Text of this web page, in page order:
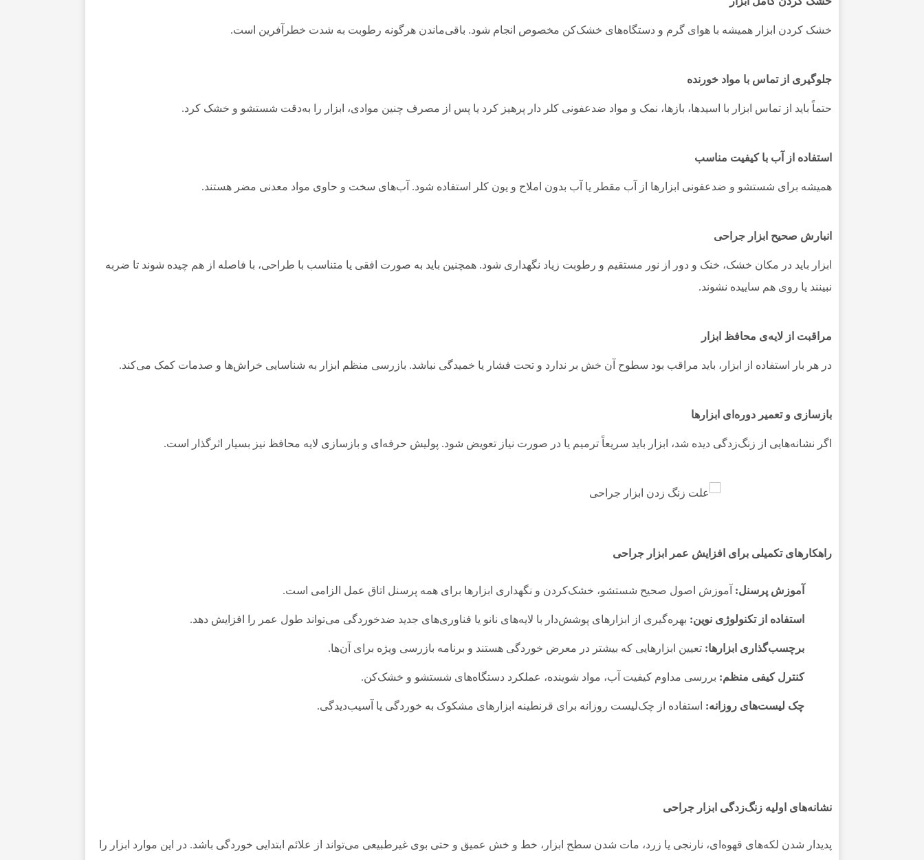
خشک کردن ابزار همیشه با هوای گرم و دستگاه‌های خشک‌کن مخصوص انجام شود. باقی‌ماندن هرگونه رطوبت به شدت خطرآفرین است.
جلوگیری از تماس با مواد خورنده
حتماً باید از تماس ابزار با اسیدها، بازها، نمک و مواد ضدعفونی کلر دار پرهیز کرد یا پس از مصرف چنین موادی، ابزار را به‌دقت شستشو و خشک کرد.
استفاده از آب با کیفیت مناسب
همیشه برای شستشو و ضدعفونی ابزارها از آب مقطر یا آب بدون املاح و یون کلر استفاده شود. آب‌های سخت و حاوی مواد معدنی مضر هستند.
انبارش صحیح ابزار جراحی
ابزار باید در مکان خشک، خنک و دور از نور مستقیم و رطوبت زیاد نگهداری شود. همچنین باید به صورت افقی یا متناسب با طراحی، با فاصله از هم چیده شوند تا ضربه
نبینند یا روی هم ساییده نشوند.
مراقبت از لایه‌ی محافظ ابزار
در هر بار استفاده از ابزار، باید مراقب بود سطوح آن خش بر ندارد و تحت فشار یا خمیدگی نباشد. بازرسی منظم ابزار به شناسایی خراش‌ها و صدمات کمک می‌کند.
بازسازی و تعمیر دوره‌ای ابزارها
اگر نشانه‌هایی از زنگ‌زدگی دیده شد، ابزار باید سریعاً ترمیم یا در صورت نیاز تعویض شود. پولیش حرفه‌ای و بازسازی لایه محافظ نیز بسیار اثرگذار است.
راهکارهای تکمیلی برای افزایش عمر ابزار جراحی
آموزش پرسنل: آموزش اصول صحیح شستشو، خشک‌کردن و نگهداری ابزارها برای همه پرسنل اتاق عمل الزامی است.
استفاده از تکنولوژی نوین: بهره‌گیری از ابزارهای پوشش‌دار با لایه‌های نانو یا فناوری‌های جدید ضدخوردگی می‌تواند طول عمر را افزایش دهد.
برچسب‌گذاری ابزارها: تعیین ابزارهایی که بیشتر در معرض خوردگی هستند و برنامه بازرسی ویژه برای آن‌ها.
کنترل کیفی منظم: بررسی مداوم کیفیت آب، مواد شوینده، عملکرد دستگاه‌های شستشو و خشک‌کن.
چک‌ لیست‌های روزانه: استفاده از چک‌لیست روزانه برای قرنطینه ابزارهای مشکوک به خوردگی یا آسیب‌دیدگی.
نشانه‌های اولیه زنگ‌زدگی ابزار جراحی
پدیدار شدن لکه‌های قهوه‌ای، نارنجی یا زرد، مات شدن سطح ابزار، خط و خش عمیق و حتی بوی غیرطبیعی می‌تواند از علائم ابتدایی خوردگی باشد. در این موارد ابزار را